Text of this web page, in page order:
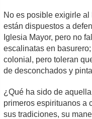
No es posible exigirle
están dispuestos a
Iglesia Mayor, pero no
escalinatas en
colonial, pero toleran
de desconchados y
¿Qué ha sido de
primeros espirituanos a
sus tradiciones, su